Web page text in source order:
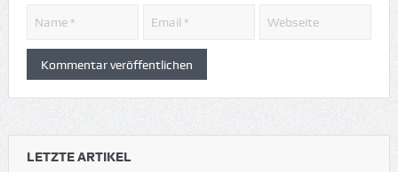
LETZTE ARTIKEL